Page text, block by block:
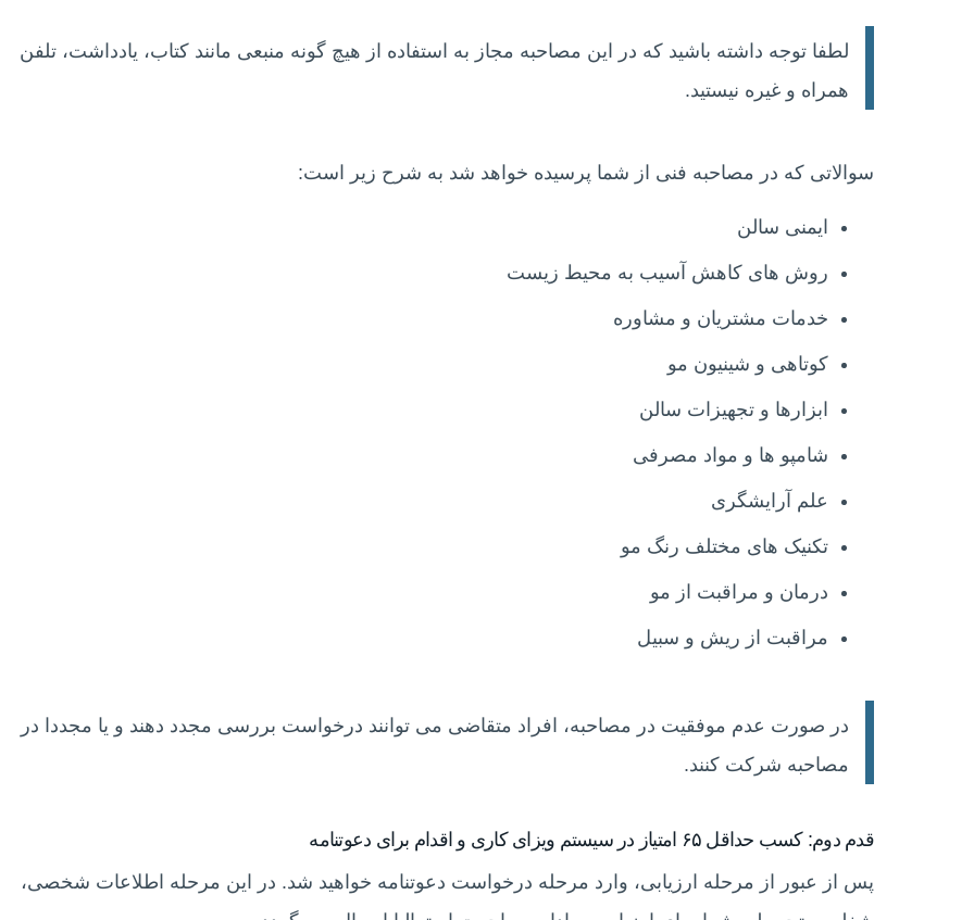
لطفا توجه داشته باشید که در این مصاحبه مجاز به استفاده از هیچ گونه منبعی مانند کتاب، یادداشت، تلفن
همراه و غیره نیستید.
سوالاتی که در مصاحبه فنی از شما پرسیده خواهد شد به شرح زیر است:
ایمنی سالن
روش های کاهش آسیب به محیط زیست
خدمات مشتریان و مشاوره
کوتاهی و شینیون مو
ابزارها و تجهیزات سالن
شامپو ها و مواد مصرفی
علم آرایشگری
تکنیک های مختلف رنگ مو
درمان و مراقبت از مو
مراقبت از ریش و سبیل
در صورت عدم موفقیت در مصاحبه، افراد متقاضی می توانند درخواست بررسی مجدد دهند و یا مجددا در
مصاحبه شرکت کنند.
قدم دوم: کسب حداقل ۶۵ امتیاز در سیستم ویزای کاری و اقدام برای دعوتنامه
پس از عبور از مرحله ارزیابی، وارد مرحله درخواست دعوتنامه خواهید شد. در این مرحله اطلاعات شخصی،